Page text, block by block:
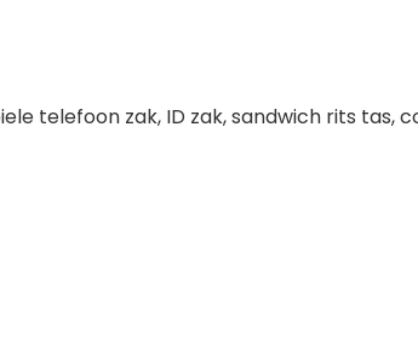
telefoon zak, ID zak, sandwich rits tas,